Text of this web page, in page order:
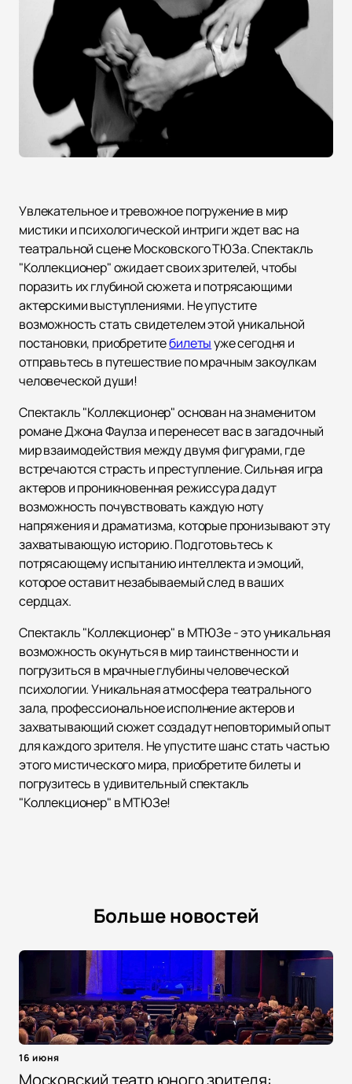
Увлекательное и тревожное погружение в мир
мистики и психологической интриги ждет вас на
театральной сцене Московского ТЮЗа. Спектакль
"Коллекционер" ожидает своих зрителей, чтобы
поразить их глубиной сюжета и потрясающими
актерскими выступлениями. Не упустите
возможность стать свидетелем этой уникальной
постановки, приобретитебилетыуже сегодня и
отправьтесь в путешествие по мрачным закоулкам
человеческой души!
Спектакль "Коллекционер" основан на знаменитом
романе Джона Фаулза и перенесет вас в загадочный
мир взаимодействия между двумя фигурами, где
встречаются страсть и преступление. Сильная игра
актеров и проникновенная режиссура дадут
возможность почувствовать каждую ноту
напряжения и драматизма, которые пронизывают эту
захватывающую историю. Подготовьтесь к
потрясающему испытанию интеллекта и эмоций,
которое оставит незабываемый след в ваших
сердцах.
Спектакль "Коллекционер" в МТЮЗе - это уникальная
возможность окунуться в мир таинственности и
погрузиться в мрачные глубины человеческой
психологии. Уникальная атмосфера театрального
зала, профессиональное исполнение актеров и
захватывающий сюжет создадут неповторимый опыт
для каждого зрителя. Не упустите шанс стать частью
этого мистического мира, приобретите билеты и
погрузитесь в удивительный спектакль
"Коллекционер" в МТЮЗе!
Больше новостей
16 июня